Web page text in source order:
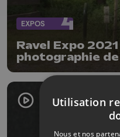
EXPOS
Ravel Expo
photographie
Utilisation
Nous et nos